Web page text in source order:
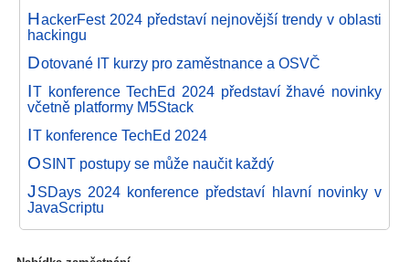
HackerFest 2024 představí nejnovější trendy v oblasti
hackingu
Dotované IT kurzy pro zaměstnance a OSVČ
IT konference TechEd 2024 představí žhavé novinky
včetně platformy M5Stack
IT konference TechEd 2024
OSINT postupy se může naučit každý
JSDays 2024 konference představí hlavní novinky v
JavaScriptu